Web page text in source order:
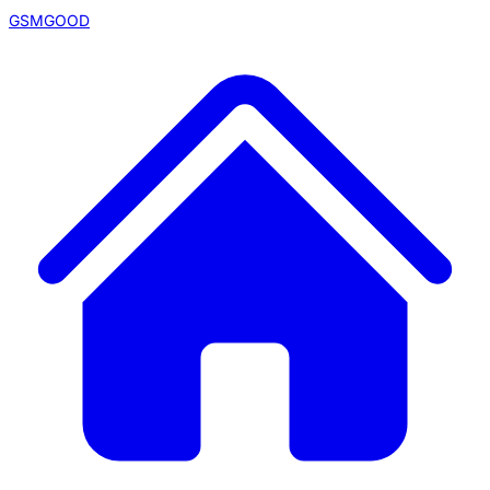
GSMGOOD